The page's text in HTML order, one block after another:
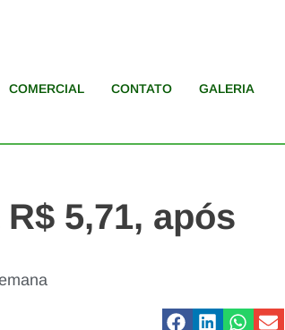
COMERCIAL CONTATO GALERIA
5,71, após